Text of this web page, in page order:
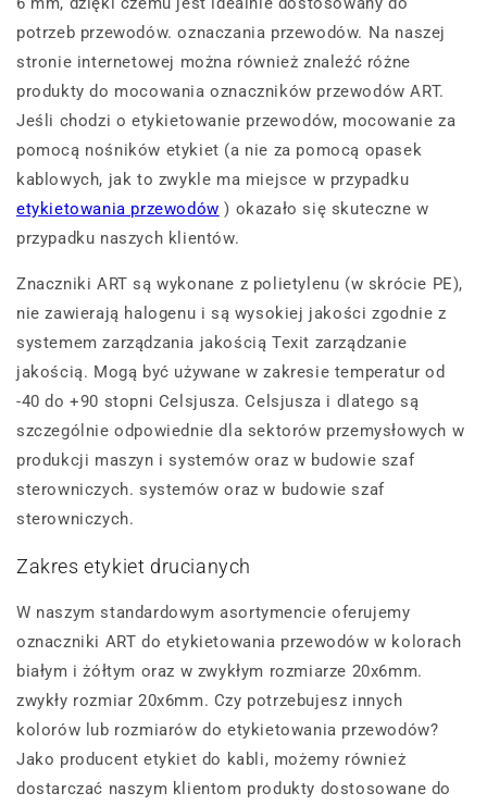
potrzeb przewodów. oznaczania przewodów. Na naszej
stronie internetowej można również znaleźć różne
produkty do mocowania oznaczników przewodów ART.
Jeśli chodzi o etykietowanie przewodów, mocowanie za
pomocą nośników etykiet (a nie za pomocą opasek
kablowych, jak to zwykle ma miejsce w przypadku
etykietowania przewodów ) okazało się skuteczne w
przypadku naszych klientów.
Znaczniki ART są wykonane z polietylenu (w skrócie PE),
nie zawierają halogenu i są wysokiej jakości zgodnie z
systemem zarządzania jakością Texit zarządzanie
jakością. Mogą być używane w zakresie temperatur od
-40 do +90 stopni Celsjusza. Celsjusza i dlatego są
szczególnie odpowiednie dla sektorów przemysłowych w
produkcji maszyn i systemów oraz w budowie szaf
sterowniczych. systemów oraz w budowie szaf
sterowniczych.
Zakres etykiet drucianych
W naszym standardowym asortymencie oferujemy
oznaczniki ART do etykietowania przewodów w kolorach
białym i żółtym oraz w zwykłym rozmiarze 20x6mm.
zwykły rozmiar 20x6mm. Czy potrzebujesz innych
kolorów lub rozmiarów do etykietowania przewodów?
Jako producent etykiet do kabli, możemy również
dostarczać naszym klientom produkty dostosowane do